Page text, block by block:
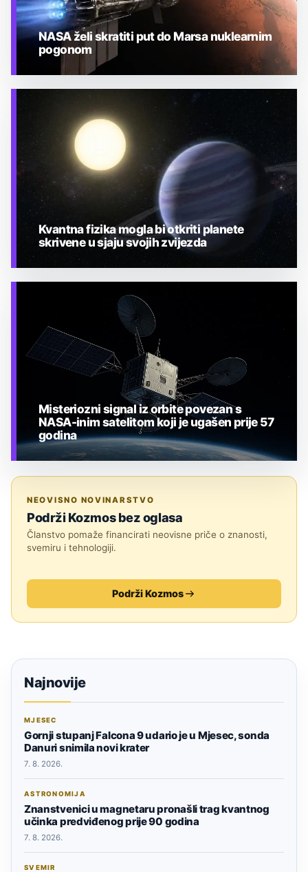
TEHNOLOGIJA
NASA želi skratiti put do Marsa nuklearnim
pogonom
Kvantna fizika mogla bi otkriti planete
skrivene u sjaju svojih zvijezda
Misteriozni signal iz orbite povezan s
NASA-inim satelitom koji je ugašen prije 57
godina
NEOVISNO NOVINARSTVO
Podrži Kozmos bez oglasa
Članstvo pomaže financirati neovisne priče o znanosti,
svemiru i tehnologiji.
Podrži Kozmos
Najnovije
MJESEC
Gornji stupanj Falcona 9 udario je u Mjesec, sonda
Danuri snimila novi krater
7. 8. 2026.
ASTRONOMIJA
Znanstvenici u magnetaru pronašli trag kvantnog
učinka predviđenog prije 90 godina
7. 8. 2026.
SVEMIR